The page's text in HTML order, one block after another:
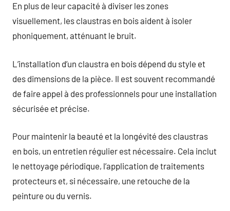
En plus de leur capacité à diviser les zones
visuellement, les claustras en bois aident à isoler
phoniquement, atténuant le bruit.
L’installation d’un claustra en bois dépend du style et
des dimensions de la pièce. Il est souvent recommandé
de faire appel à des professionnels pour une installation
sécurisée et précise.
Pour maintenir la beauté et la longévité des claustras
en bois, un entretien régulier est nécessaire. Cela inclut
le nettoyage périodique, l’application de traitements
protecteurs et, si nécessaire, une retouche de la
peinture ou du vernis.